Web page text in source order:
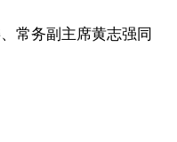
常务副主席黄志强同